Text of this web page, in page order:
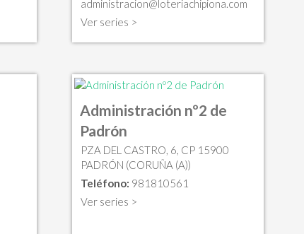
administracion@loteriachipiona.com
Ver series >
Administración nº2 de
Padrón
PZA DEL CASTRO, 6, CP 15900
PADRÓN (CORUÑA (A))
Teléfono: 981810561
Ver series >